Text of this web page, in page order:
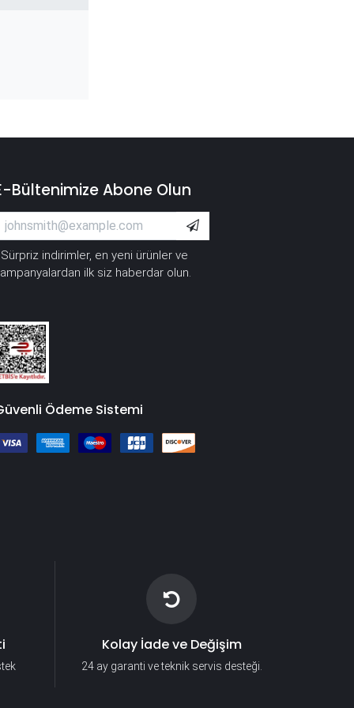
Bültenimize Abone Olun
Sürpriz indirimler, en yeni ürünler ve
ilk siz haberdar olun.
Ödeme Sistemi
Kolay İade ve Değişim
24 ay garanti ve teknik servis desteği.